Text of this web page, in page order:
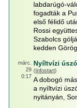
labdarúgó-
fogadták a
első félidő
Rossi
Szabolcs
kedden
márc.
29
0:17
Nyíltvízi
(Infostart)
A dobogó
a nyíltvízi
nyitányán,